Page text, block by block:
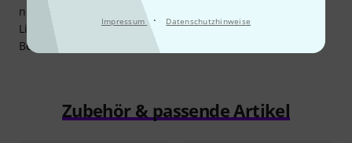
Impressum · Datenschutzhinweise
neben einer Kurzschluss-Sicherung sind auch ein Audio-
Limiter sowie ein Überhitzungsschutz mit an Bord. Bei
Bedarf ist auch eine Ausführung in Weiß erhältlich.
Zubehör & passende Artikel